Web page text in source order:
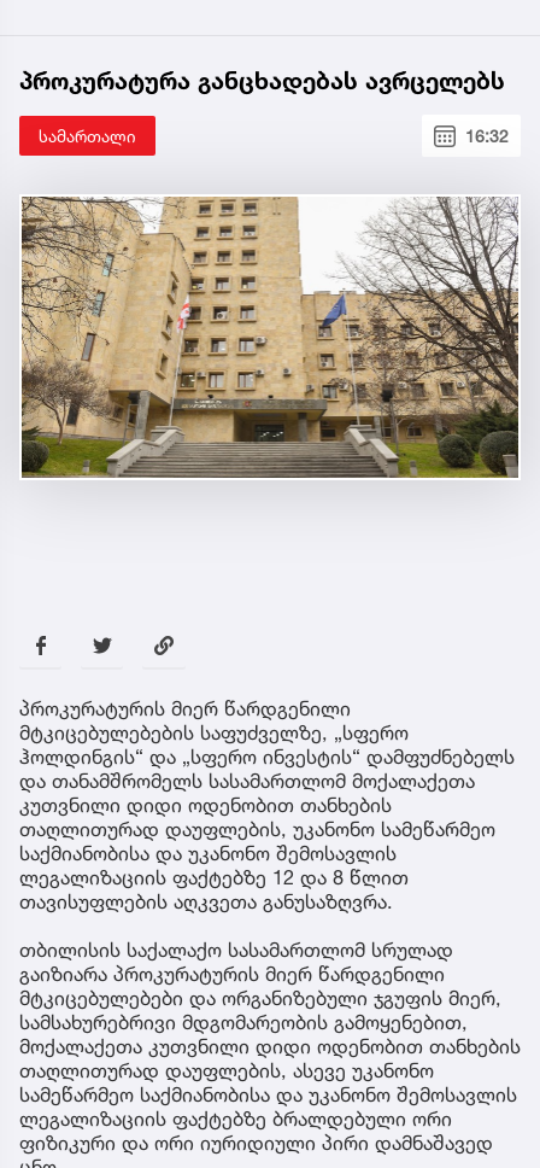
პროკურატურა განცხადებას ავრცელებს
სამართალი 16:32
პროკურატურის მიერ წარდგენილი
მტკიცებულებების საფუძველზე, „სფერო
ჰოლდინგის“ და „სფერო ინვესტის“ დამფუძნებელს
და თანამშრომელს სასამართლომ მოქალაქეთა
კუთვნილი დიდი ოდენობით თანხების
თაღლითურად დაუფლების, უკანონო სამეწარმეო
საქმიანობისა და უკანონო შემოსავლის
ლეგალიზაციის ფაქტებზე 12 და 8 წლით
თავისუფლების აღკვეთა განუსაზღვრა.
თბილისის საქალაქო სასამართლომ სრულად
გაიზიარა პროკურატურის მიერ წარდგენილი
მტკიცებულებები და ორგანიზებული ჯგუფის მიერ,
სამსახურებრივი მდგომარეობის გამოყენებით,
მოქალაქეთა კუთვნილი დიდი ოდენობით თანხების
თაღლითურად დაუფლების, ასევე უკანონო
სამეწარმეო საქმიანობისა და უკანონო შემოსავლის
ლეგალიზაციის ფაქტებზე ბრალდებული ორი
ფიზიკური და ორი იურიდიული პირი დამნაშავედ